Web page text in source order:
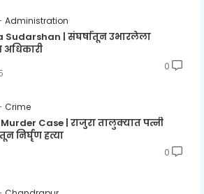
Administration
Sudarshan | संघर्षातून उभारलेला
अधिकारी
0
Crime
Case | राजुरा तालुक्यात पत्नी
निर्घृण हत्या
0